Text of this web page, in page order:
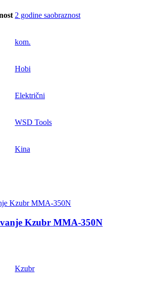
2 godine saobraznost
kom.
Hobi
Električni
WSD Tools
Kina
Kzubr MMA-350N
Kzubr